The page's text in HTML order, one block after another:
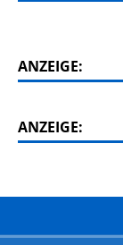
ANZEIGE:
ANZEIGE: